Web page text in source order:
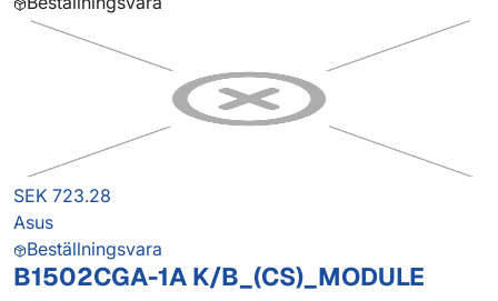
SEK 723.28
Asus
Beställningsvara
B1502CGA-1A K/B_(CS)_MODULE